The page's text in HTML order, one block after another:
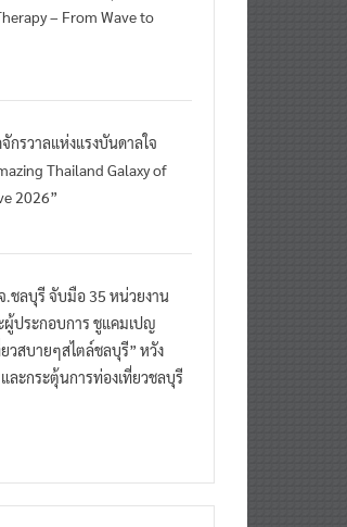
– From Wave to
จักรวาลแห่งแรงบันดาลใจ
Thailand Galaxy of
2026”
.ชลบุรี จับมือ 35 หน่วยงาน
ผู้ประกอบการ ชูแคมเปญ
ยวสบายๆสไตล์ชลบุรี” หวัง
ละกระตุ้นการท่องเที่ยวชลบุรี